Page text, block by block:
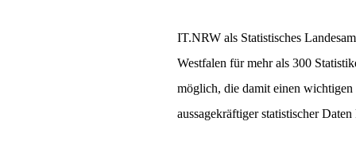
IT.NRW als Statistisches
Westfalen für mehr als 300
möglich, die damit einen
aussagekräftiger statistischer